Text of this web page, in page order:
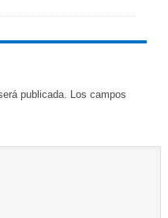
publicada. Los campos